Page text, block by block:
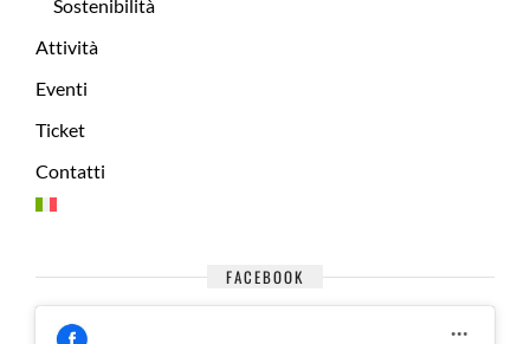
Sostenibilità
Attività
Eventi
Ticket
Contatti
FACEBOOK